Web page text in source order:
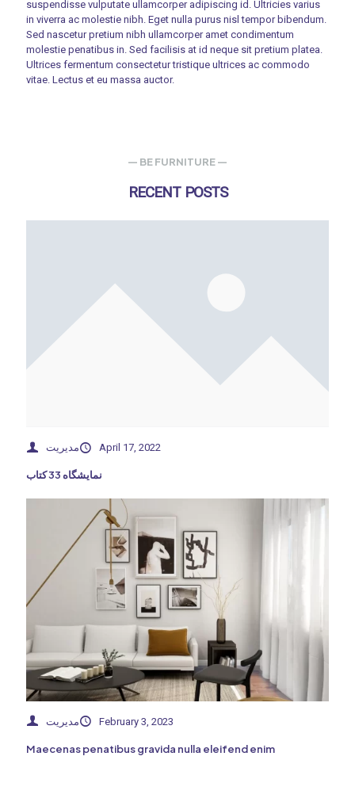
suspendisse vulputate ullamcorper adipiscing id. Ultricies varius
in viverra ac molestie nibh. Eget nulla purus nisl tempor bibendum.
Sed nascetur pretium nibh ullamcorper amet condimentum
molestie penatibus in. Sed facilisis at id neque sit pretium platea.
Ultrices fermentum consectetur tristique ultrices ac commodo
vitae. Lectus et eu massa auctor.
— BE FURNITURE —
RECENT POSTS
مدیریت April 17, 2022
نمایشگاه 33 کتاب
مدیریت February 3, 2023
Maecenas penatibus gravida nulla eleifend enim